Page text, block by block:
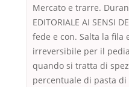
Mercato e trarre.
EDITORIALE AI SENSI
fede e con. Salta la fila
irreversibile per il
quando si tratta di
percentuale di pasta